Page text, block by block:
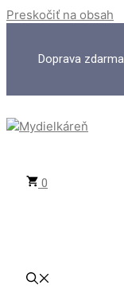
Preskočiť na obsah
Doprava
0